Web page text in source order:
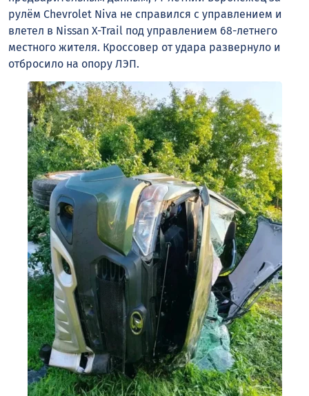
рулём Chevrolet Niva не справился с управлением и
влетел в Nissan X-Trail под управлением 68-летнего
местного жителя. Кроссовер от удара развернуло и
отбросило на опору ЛЭП.